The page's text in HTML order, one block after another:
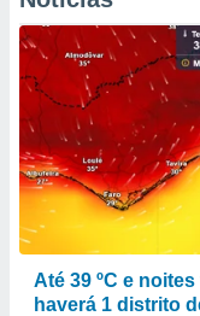
Até 39 ºC e
haverá 1 distrito